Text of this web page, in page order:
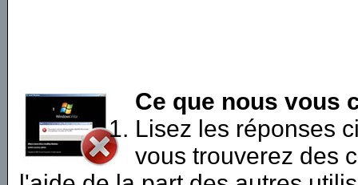
Ce que nous vous
Lisez les réponses
vous trouverez des